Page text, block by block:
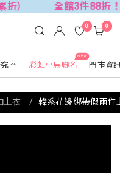
全館3件88折！🦄 滿
室
NEW
彩虹小馬聯名 門市資
0 0
上衣 韓系花邊綁帶假兩件